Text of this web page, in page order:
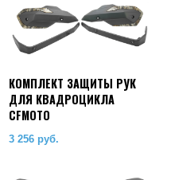
КОМПЛЕКТ ЗАЩИТЫ РУК
ДЛЯ КВАДРОЦИКЛА
CFMOTO
3 256 руб.